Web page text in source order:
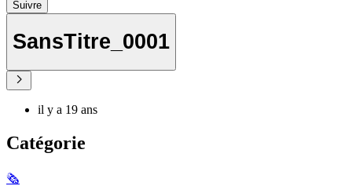
Suivre
SansTitre_0001
il y a 19 ans
Catégorie
🗞